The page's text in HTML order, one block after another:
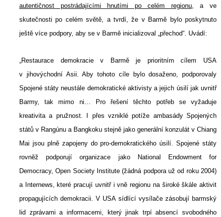
autentičnost postrádajícími hnutími po celém regionu, a ve
skutečnosti po celém světě, a tvrdí, že v Barmě bylo poskytnuto
ještě více podpory, aby se v Barmě inicializoval „přechod“. Uvádí:
„Restaurace demokracie v Barmě je prioritním cílem USA
v jihovýchodní Asii. Aby tohoto cíle bylo dosaženo, podporovaly
Spojené státy neustále demokratické aktivisty a jejich úsilí jak uvnitř
Barmy, tak mimo ni… Pro řešení těchto potřeb se vyžaduje
kreativita a pružnost. I přes vzniklé potíže ambasády Spojených
států v Rangúnu a Bangkoku stejně jako generální konzulát v Chiang
Mai jsou plně zapojeny do pro-demokratického úsilí. Spojené státy
rovněž podporují organizace jako National Endowment for
Democracy, Open Society Institute (žádná podpora už od roku 2004)
a Internews, které pracují uvnitř i vně regionu na široké škále aktivit
propagujících demokracii. V USA sídlící vysílače zásobují barmský
lid zprávami a informacemi, který jinak trpí absencí svobodného